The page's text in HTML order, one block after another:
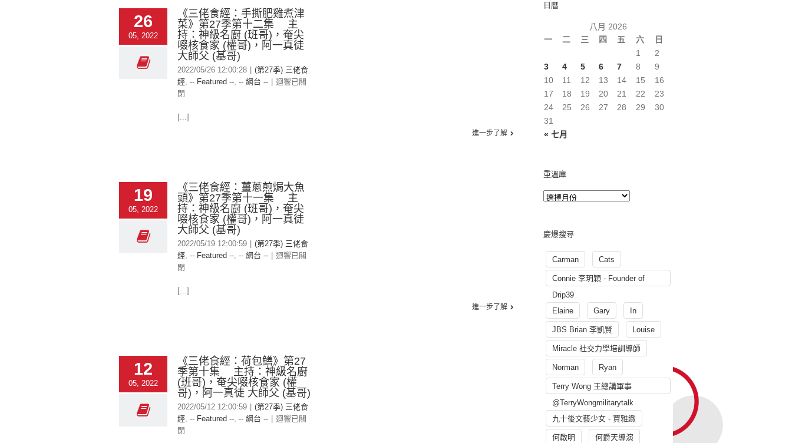
26
05, 2022
《三佬食經：手撕肥雞煮津
菜》第27季第十二集 主
持：神級名廚 (班哥)，奄尖
啜核食家 (權哥)，阿一真徒
大師父 (基哥)
2022/05/26 12:00:28
(第27季) 三佬食
經, -- Featured --, -- 網台 --
迴響已關
閉
[...]
進一步了解
19
05, 2022
《三佬食經：薑蔥煎焗大魚
頭》第27季第十一集 主
持：神級名廚 (班哥)，奄尖
啜核食家 (權哥)，阿一真徒
大師父 (基哥)
2022/05/19 12:00:59
(第27季) 三佬食
經, -- Featured --, -- 網台 --
迴響已關
閉
[...]
進一步了解
12
05, 2022
《三佬食經：荷包鱔》第27
季第十集 主持：神級名廚
(班哥)，奄尖啜核食家 (權
哥)，阿一真徒 大師父 (基哥)
2022/05/12 12:00:59
(第27季) 三佬食
經, -- Featured --, -- 網台 --
迴響已關
閉
日曆
八月 2026
一
二 三 四 五 六 日
« 七月
1
2
3
4 5 6 7 8
9
10
11 12 13 14 15
16
17
18 19 20 21 22
23
24
25 26 27 28 29
30
31
重溫庫
慶爆搜尋
Carman Cats
Connie 李玥穎 - Founder of
Drip39
Elaine
Gary In
JBS Brian 李凱賢 Louise
Miracle 社交力學培訓導師
Norman Ryan
Terry Wong 王總講軍事
@TerryWongmilitarytalk
九十後文藝少女 - 賈雅緻
何啟明 何爵天導演